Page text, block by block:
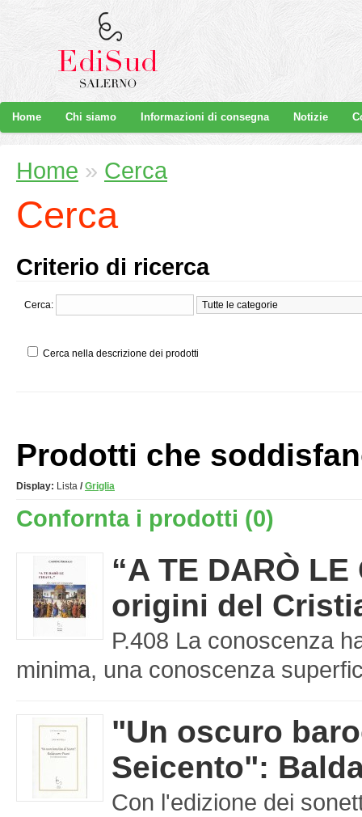
Home Chi siamo Informazioni di consegna Notizie
Home » Cerca
Cerca
Criterio di ricerca
Cerca:
Cerca nella descrizione dei prodotti
Prodotti che
Display: Lista / Griglia
Confornta i prodotti (0)
“A TE DARÒ LE
origini del
P.408 La conoscenza
minima, una conoscenza
"Un oscuro
Seicento":
Con l'edizione dei